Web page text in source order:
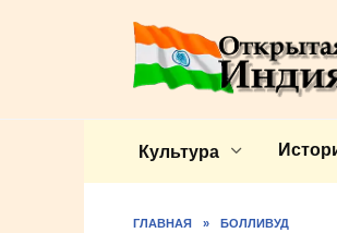
Культура
ГЛАВНАЯ » БОЛЛИВУД